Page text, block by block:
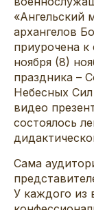
«Ангельский
архангелов
приурочена
ноября (8)
праздника –
Небесных
видео
состоялось
Сама
У каждого из